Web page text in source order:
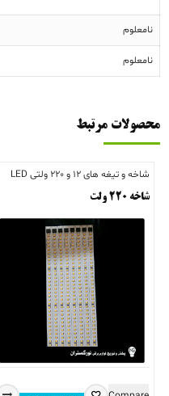
نامعلوم
نامعلوم
محصولات مرتبط
شاخه و تیغه های 12 و 220 ولتی LED
شاخه ۲۲۰ ولت